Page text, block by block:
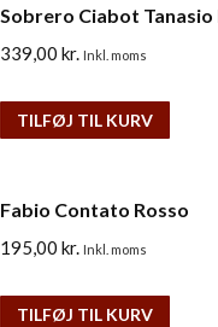
Sobrero Ciabot
339,00 kr. Inkl. moms
TILFØJ TIL KURV
Fabio Contato Rosso
195,00 kr. Inkl. moms
TILFØJ TIL KURV